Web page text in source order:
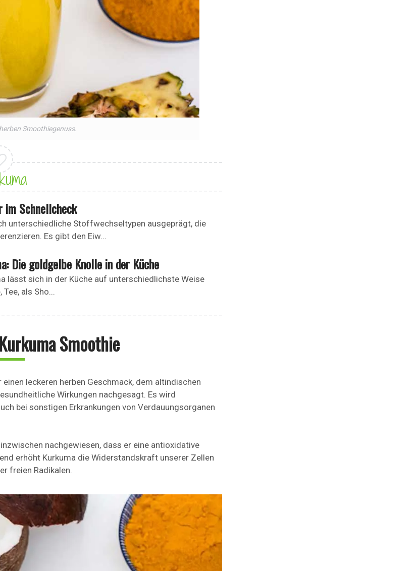
Smoothiegenuss.
Schnellcheck
unterschiedliche Stoffwechseltypen ausgeprägt, die
Es gibt den Eiw...
Die goldgelbe Knolle in der Küche
lässt sich in der Küche auf unterschiedlichste Weise
als Sho...
Smoothie
leckeren herben Geschmack, dem altindischen
Wirkungen nachgesagt. Es wird
bei sonstigen Erkrankungen von Verdauungsorganen
nachgewiesen, dass er eine antioxidative
erhöht Kurkuma die Widerstandskraft unserer Zellen
freien Radikalen.